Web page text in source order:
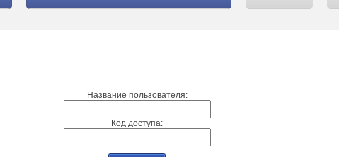
Название пользователя:
Код доступа: